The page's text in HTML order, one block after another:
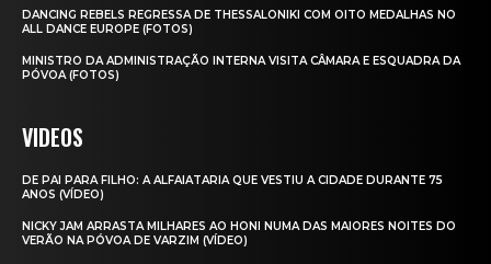
DANCING REBELS REGRESSA DE THESSALONIKI COM OITO MEDALHAS NO
ALL DANCE EUROPE (FOTOS)
MINISTRO DA ADMINISTRAÇÃO INTERNA VISITA CÂMARA E ESQUADRA DA
PÓVOA (FOTOS)
VIDEOS
DE PAI PARA FILHO: A ALFAIATARIA QUE VESTIU A CIDADE DURANTE 75
ANOS (VÍDEO)
NICKY JAM ARRASTA MILHARES AO HONI NUMA DAS MAIORES NOITES DO
VERÃO NA PÓVOA DE VARZIM (VÍDEO)